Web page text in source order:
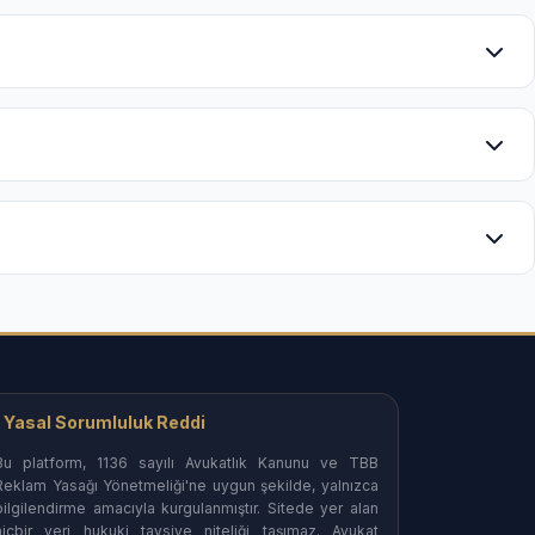
sendikal hakların savunulması.
nezdinde titiz süreç yönetimi.
alanında uzmanlaşmış bürolar.
Yasal Sorumluluk Reddi
platform, 1136 sayılı Avukatlık Kanunu ve TBB
Yasağı Yönetmeliği'ne uygun şekilde, yalnızca
amacıyla kurgulanmıştır. Sitede yer alan
veri hukuki tavsiye niteliği taşımaz. Avukat